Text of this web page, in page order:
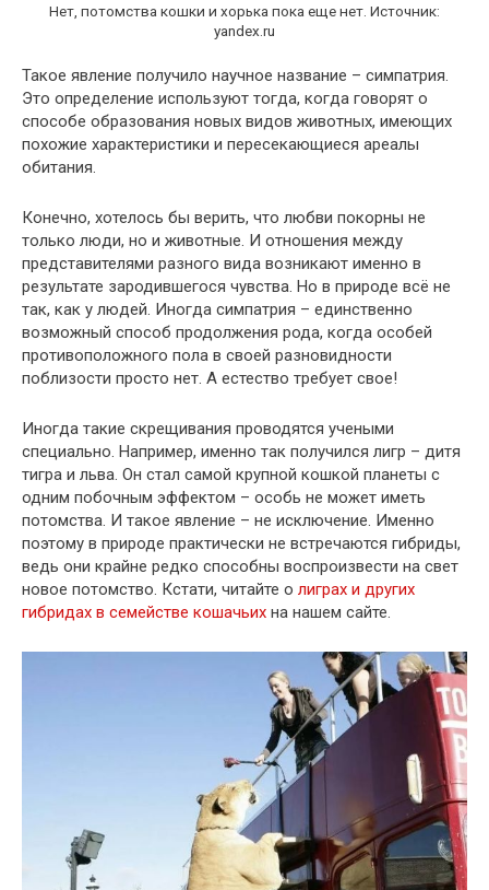
Нет, потомства кошки и хорька пока еще нет. Источник:
yandex.ru
Такое явление получило научное название – симпатрия.
Это определение используют тогда, когда говорят о
способе образования новых видов животных, имеющих
похожие характеристики и пересекающиеся ареалы
обитания.
Конечно, хотелось бы верить, что любви покорны не
только люди, но и животные. И отношения между
представителями разного вида возникают именно в
результате зародившегося чувства. Но в природе всё не
так, как у людей. Иногда симпатрия – единственно
возможный способ продолжения рода, когда особей
противоположного пола в своей разновидности
поблизости просто нет. А естество требует свое!
Иногда такие скрещивания проводятся учеными
специально. Например, именно так получился лигр – дитя
тигра и льва. Он стал самой крупной кошкой планеты с
одним побочным эффектом – особь не может иметь
потомства. И такое явление – не исключение. Именно
поэтому в природе практически не встречаются гибриды,
ведь они крайне редко способны воспроизвести на свет
новое потомство. Кстати, читайте о лиграх и других
гибридах в семействе кошачьих на нашем сайте.